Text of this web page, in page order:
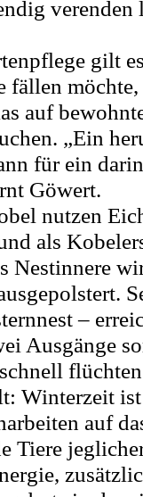
verenden
gilt
fällen
auf
„Ein
für ein
Göwert.
nutzen
als
Nestinnere
–
Ausgänge
Winterzeit
auf
Tiere